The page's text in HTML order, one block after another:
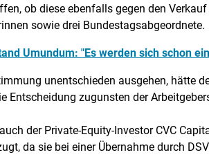
ob diese ebenfalls gegen den
sowie drei Bundestagsabgeordnete.
Umundum: "Es werden sich schon
unentschieden ausgehen, hätte
Entscheidung zugunsten der
der Private-Equity-Investor CVC
da sie bei einer Übernahme durch